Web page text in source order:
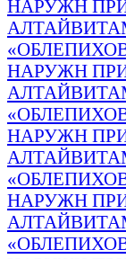
НАРУЖН
НАРУЖН
НАРУЖН
НАРУЖН